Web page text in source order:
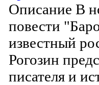
Описание В
повести
известный
Рогозин
писателя и